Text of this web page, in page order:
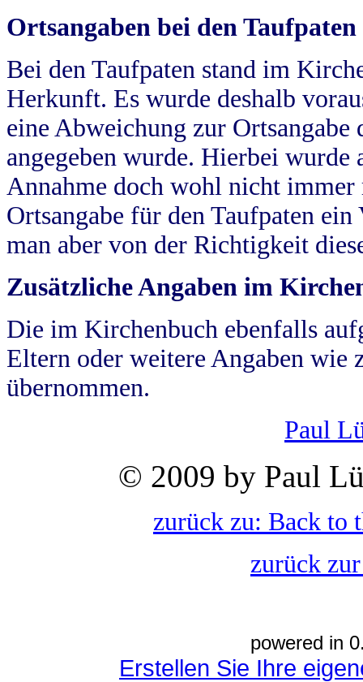
Ortsangaben bei den Taufpaten
Bei den Taufpaten stand im
Herkunft. Es wurde deshalb
eine Abweichung zur
angegeben wurde. Hierbei wurde
Annahme doch wohl nicht
Ortsangabe für den Taufpaten
man aber von der Richtigkeit
Zusätzliche Angaben im
Die im Kirchenbuch ebenfalls
Eltern oder weitere Angaben wie
übernommen.
Paul
© 2009 by Paul
zurück zu: Back to
zurück
powered in
Erstellen Sie Ihre